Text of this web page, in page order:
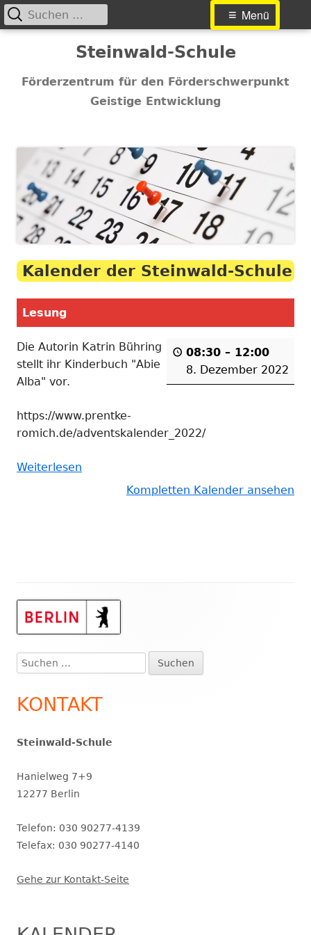
Inhalt
Steinwald-Schule
Förderzentrum für den Förderschwerpunkt
Geistige Entwicklung
Primäres
Menü
Suchen
nach:
Kalender der Steinwald-Schule
Lesung
08:30 – 12:00
8. Dezember 2022
Die Autorin Katrin Bühring
stellt ihr Kinderbuch "Abie
Alba" vor.
https://www.prentke-
romich.de/adventskalender_2022/
Weiterlesen
Kompletten Kalender ansehen
Haupt-
Suchen
nach:
KONTAKT
Steinwald-Schule
Hanielweg 7+9
12277 Berlin
Telefon: 030 90277-4139
Telefax: 030 90277-4140
Gehe zur Kontakt-Seite